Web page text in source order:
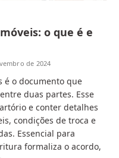
o que é e
de 2024
é o documento que
duas partes. Esse
e conter detalhes
condições de troca e
Essencial para
formaliza o acordo,